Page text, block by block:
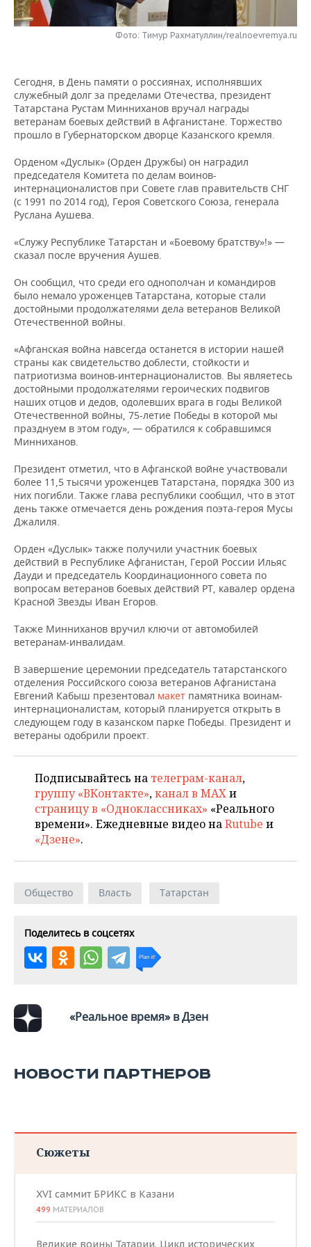
НЕФТЕХИМИЯ
ЭНЕРГЕТИКА
РОЗНИЧНАЯ ТОРГОВЛЯ
УСЛУГИ
НОВОСТИ ТЕХНОЛОГИЙ
МЕДИА
ТЕЛЕКОММУНИКАЦИИ
МЕРОПРИЯТИЯ
ВЫЕЗДНАЯ РЕДАКЦИЯ
БИЗНЕС-БРАНЧИ
ОТКРЫТАЯ ЛЕКЦИЯ
НОВОСТИ СПОРТА
ФУТБОЛ
БАСКЕТБОЛ
ВОЛЕЙБОЛ
КИБЕРСПОРТ
ФИГУРНОЕ КАТАНИЕ
ВОДНЫЕ ВИДЫ СПОРТА
ХОККЕЙ С МЯЧОМ
ОБЩЕСТВО
НОВОСТИ ОБЩЕСТВА
ИНФРАСТРУКТУРА
ИСТОРИЯ
КУЛЬТУРА
МЕДИЦИНА
ОБРАЗОВАНИЕ
ПРОИСШЕСТВИЯ
ФОТОГАЛЕРЕЯ
СПРАВОЧНИК
СПИСОК ПЕРСОН
СПИСОК КОМПАНИЙ
ПОЛНАЯ ВЕРСИЯ
Фото: Тимур Рахматуллин/realnoevremya.ru
Сегодня, в День памяти о россиянах, исполнявших
служебный долг за пределами Отечества, президент
Татарстана Рустам Минниханов вручал награды
ветеранам боевых действий в Афганистане. Торжество
прошло в Губернаторском дворце Казанского кремля.
Орденом «Дуслык» (Орден Дружбы) он наградил
председателя Комитета по делам воинов-
интернационалистов при Совете глав правительств СНГ
(с 1991 по 2014 год), Героя Советского Союза, генерала
Руслана Аушева.
«Служу Республике Татарстан и «Боевому братству»!» —
сказал после вручения Аушев.
Он сообщил, что среди его однополчан и командиров
было немало уроженцев Татарстана, которые стали
достойными продолжателями дела ветеранов Великой
Отечественной войны.
«Афганская война навсегда останется в истории нашей
страны как свидетельство доблести, стойкости и
патриотизма воинов-интернационалистов. Вы являетесь
достойными продолжателями героических подвигов
наших отцов и дедов, одолевших врага в годы Великой
Отечественной войны, 75-летие Победы в которой мы
празднуем в этом году», — обратился к собравшимся
Минниханов.
Президент отметил, что в Афганской войне участвовали
более 11,5 тысячи уроженцев Татарстана, порядка 300 из
них погибли. Также глава республики сообщил, что в этот
день также отмечается день рождения поэта-героя Мусы
Джалиля.
Орден «Дуслык» также получили участник боевых
действий в Республике Афганистан, Герой России Ильяс
Дауди и председатель Координационного совета по
вопросам ветеранов боевых действий РТ, кавалер ордена
Красной Звезды Иван Егоров.
Также Минниханов вручил ключи от автомобилей
ветеранам-инвалидам.
В завершение церемонии председатель татарстанского
отделения Российского союза ветеранов Афганистана
Евгений Кабыш презентовал макет памятника воинам-
интернационалистам, который планируется открыть в
следующем году в казанском парке Победы. Президент и
ветераны одобрили проект.
Подписывайтесь на телеграм-канал,
группу «ВКонтакте»,канал в MAXи
страницу в «Одноклассниках» «Реального
времени». Ежедневные видео наRutube и
«Дзене».
Общество Власть Татарстан
Поделитесь в соцсетях
«Реальное время» в Дзен
НОВОСТИ ПАРТНЕРОВ
Сюжеты
XVI саммит БРИКС в Казани
499 МАТЕРИАЛОВ
Великие воины Татарии. Цикл исторических